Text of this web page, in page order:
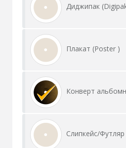
Диджипак
Плакат (Poster )
Конверт
Слипкейс/Футляр